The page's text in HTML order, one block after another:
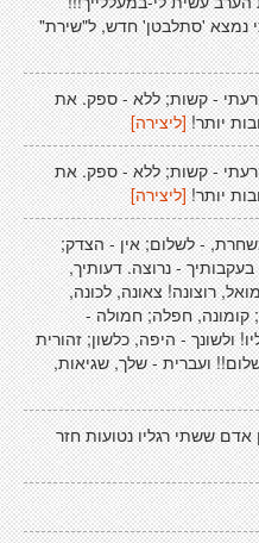
נמצא 'סתלבטן' חדש, ל"שירת"
- קשות; ללא - ספק. את
יותר! [ליצירה]
- קשות; ללא - ספק. את
יותר! [ליצירה]
- לשלום; אין - הצדק;
- נרוצה. דעותיך,
רוצונה! צאונה, לכונה,
קומונה, חפלה; חמולה -
ולשונך - היפה, כלשון; זהורית
ועברית - שלך, שגיאות,
אדם ששתי רגליו נטועות חזר